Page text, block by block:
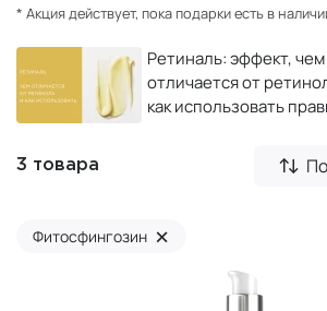
* Акция действует, пока подарки есть в
Ретиналь: эффект, чем
отличается от
как использовать
3 товара
Фитосфингозин ×